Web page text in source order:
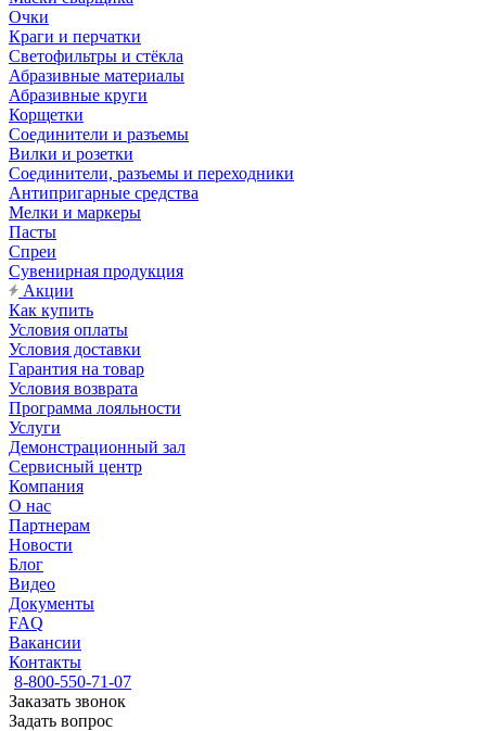
Очки
Краги и перчатки
Светофильтры и стёкла
Абразивные материалы
Абразивные круги
Корщетки
Соединители и разъемы
Вилки и розетки
Соединители, разъемы и переходники
Антипригарные средства
Мелки и маркеры
Пасты
Спреи
Сувенирная продукция
Акции
Как купить
Условия оплаты
Условия доставки
Гарантия на товар
Условия возврата
Программа лояльности
Услуги
Демонстрационный зал
Сервисный центр
Компания
О нас
Партнерам
Новости
Блог
Видео
Документы
FAQ
Вакансии
Контакты
8-800-550-71-07
Заказать звонок
Задать вопрос